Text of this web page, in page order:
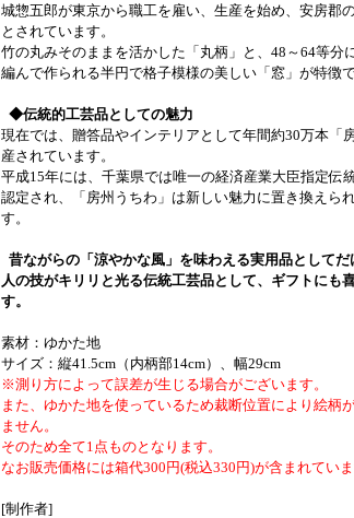
城惣五郎が東京から職工を雇い、生産を始め、安房郡
とされています。
竹の丸みそのままを活かした「丸柄」と、48～64等分
編んで作られる半円で格子模様の美しい「窓」が特徴で
◆伝統的工芸品としての魅力
現在では、贈答品やインテリアとして年間約30万本「
産されています。
平成15年には、千葉県では唯一の経済産業大臣指定伝
認定され、「房州うちわ」は新しい魅力に置き換えら
す。
昔ながらの「涼やかな風」を味わえる実用品として
人の技がキリリと光る伝統工芸品として、ギフトにも
す。
素材：ゆかた地
サイズ：縦41.5cm（内柄部14cm）、幅29cm
※測り方によって誤差が生じる場合がございます。
また、ゆかた地を使っているため裁断位置により絵柄
ません。
そのため全て1点ものとなります。
なお販売価格には箱代300円(税込330円)が含まれていま
[制作者]